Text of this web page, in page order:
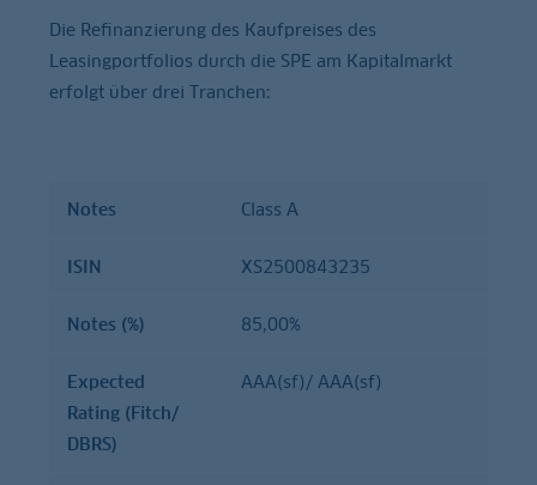
Die Refinanzierung des Kaufpreises des
Leasingportfolios durch die SPE am Kapitalmarkt
erfolgt über drei Tranchen:
Notes
Notes Class A
ISIN XS2500843235
Notes (%) 85,00%
Expected
Rating (Fitch/
DBRS)
AAA(sf)/ AAA(sf)